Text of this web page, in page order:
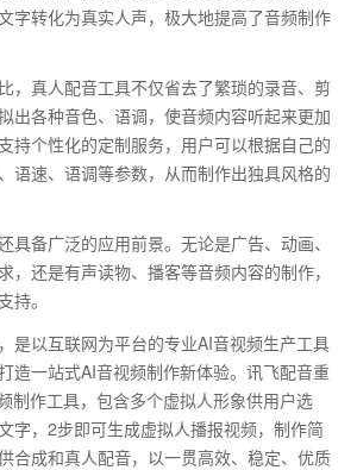
字转化为真实人声，极大地提高了音频制作
，真人配音工具不仅省去了繁琐的录音、剪
出各种音色、语调，使音频内容听起来更加
持个性化的定制服务，用户可以根据自己的
语速、语调等参数，从而制作出独具风格的
具备广泛的应用前景。无论是广告、动画、
，还是有声读物、播客等音频内容的制作，
持。
是以互联网为平台的专业AI音视频生产工具
造一站式AI音视频制作新体验。讯飞配音重
制作工具，包含多个虚拟人形象供用户选
字，2步即可生成虚拟人播报视频，制作简
合成和真人配音，以一贯高效、稳定、优质